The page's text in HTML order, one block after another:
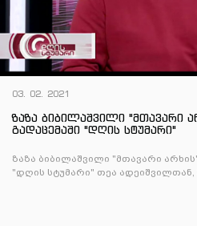
03. 02. 2021
ზაზა ბიბილაშვილი "მთავარი
გადაცემაში "დღის სტუმარი"
ზაზა ბიბილაშვილი "მთავარი
"დღის სტუმარი" თეა ადეიშვილთან,